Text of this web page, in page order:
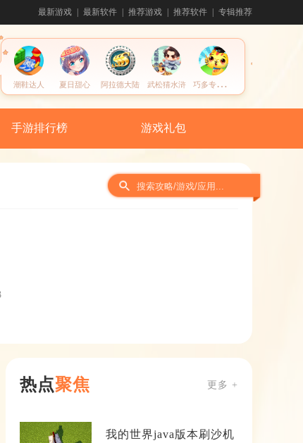
最新游戏 最新软件 推荐游戏 推荐软件 专辑推荐
潮鞋达人 夏日甜心 阿拉德大陆 武松猜水浒 巧
多专注力训练
手游排行榜 游戏礼包
热点聚焦 更多 +
我的世界java版本刷沙机